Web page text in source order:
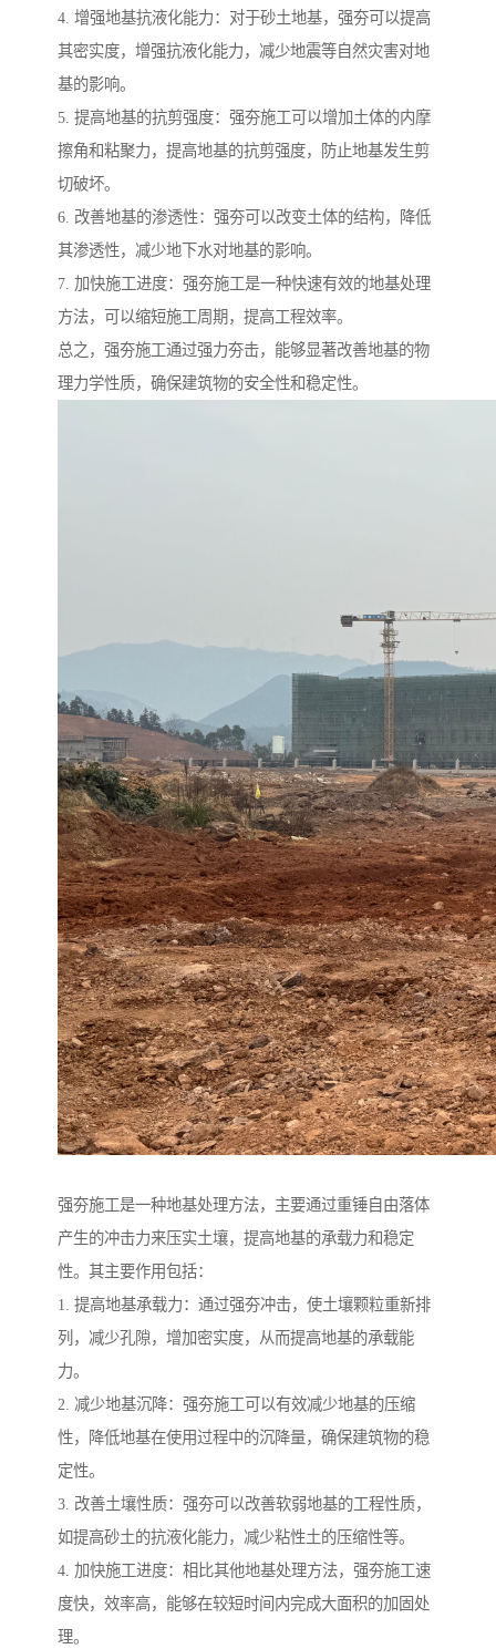
4. 增强地基抗液化能力：对于砂土地基，强夯可以提高
其密实度，增强抗液化能力，减少地震等自然灾害对地
基的影响。
5. 提高地基的抗剪强度：强夯施工可以增加土体的内摩
擦角和粘聚力，提高地基的抗剪强度，防止地基发生剪
切破坏。
6. 改善地基的渗透性：强夯可以改变土体的结构，降低
其渗透性，减少地下水对地基的影响。
7. 加快施工进度：强夯施工是一种快速有效的地基处理
方法，可以缩短施工周期，提高工程效率。
总之，强夯施工通过强力夯击，能够显著改善地基的物
理力学性质，确保建筑物的安全性和稳定性。
强夯施工是一种地基处理方法，主要通过重锤自由落体
产生的冲击力来压实土壤，提高地基的承载力和稳定
性。其主要作用包括：
1. 提高地基承载力：通过强夯冲击，使土壤颗粒重新排
列，减少孔隙，增加密实度，从而提高地基的承载能
力。
2. 减少地基沉降：强夯施工可以有效减少地基的压缩
性，降低地基在使用过程中的沉降量，确保建筑物的稳
定性。
3. 改善土壤性质：强夯可以改善软弱地基的工程性质，
如提高砂土的抗液化能力，减少粘性土的压缩性等。
4. 加快施工进度：相比其他地基处理方法，强夯施工速
度快，效率高，能够在较短时间内完成大面积的加固处
理。